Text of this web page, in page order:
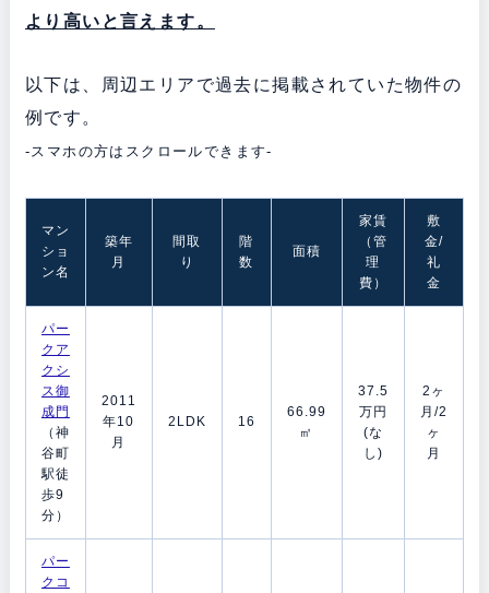
より高いと言えます。
以下は、周辺エリアで過去に掲載されていた物件の
例です。
-スマホの方はスクロールできます-
マン
ショ
ン名
築年
月
間取
り
階
数
面積
家賃
（管
理
費）
敷
金/
礼
金
パー
クア
クシ
ス御
成門
（神
谷町
駅徒
歩9
分）
2011
年10
月
2LDK 16
66.99
㎡
37.5
万円
(な
し)
2ヶ
月/2
ヶ
月
パー
クコ